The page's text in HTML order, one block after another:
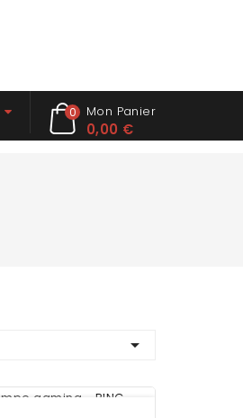
Mon Panier
0,00 €
0
